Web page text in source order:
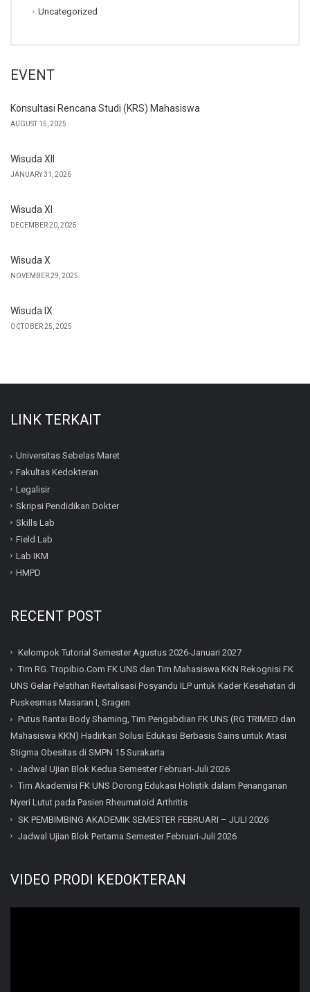
Uncategorized
EVENT
Konsultasi Rencana Studi (KRS) Mahasiswa
AUGUST 15, 2025
Wisuda XII
JANUARY 31, 2026
Wisuda XI
DECEMBER 20, 2025
Wisuda X
NOVEMBER 29, 2025
Wisuda IX
OCTOBER 25, 2025
LINK TERKAIT
Universitas Sebelas Maret
Fakultas Kedokteran
Legalisir
Skripsi Pendidikan Dokter
Skills Lab
Field Lab
Lab IKM
HMPD
RECENT POST
Kelompok Tutorial Semester Agustus 2026-Januari 2027
Tim RG. Tropibio.Com FK UNS dan Tim Mahasiswa KKN Rekognisi FK
UNS Gelar Pelatihan Revitalisasi Posyandu ILP untuk Kader Kesehatan di
Puskesmas Masaran I, Sragen
Putus Rantai Body Shaming, Tim Pengabdian FK UNS (RG TRIMED dan
Mahasiswa KKN) Hadirkan Solusi Edukasi Berbasis Sains untuk Atasi
Stigma Obesitas di SMPN 15 Surakarta
Jadwal Ujian Blok Kedua Semester Februari-Juli 2026
Tim Akademisi FK UNS Dorong Edukasi Holistik dalam Penanganan
Nyeri Lutut pada Pasien Rheumatoid Arthritis
SK PEMBIMBING AKADEMIK SEMESTER FEBRUARI – JULI 2026
Jadwal Ujian Blok Pertama Semester Februari-Juli 2026
VIDEO PRODI KEDOKTERAN